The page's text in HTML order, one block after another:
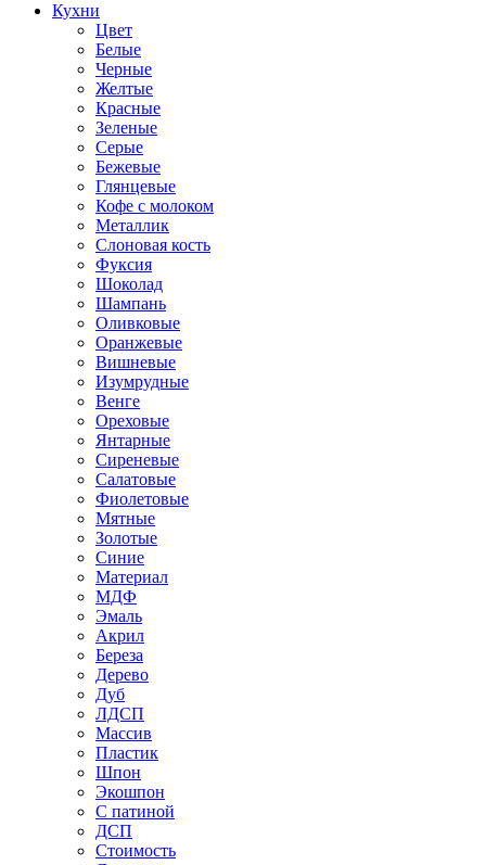
Кухни
Цвет
Белые
Черные
Желтые
Красные
Зеленые
Серые
Бежевые
Глянцевые
Кофе с молоком
Металлик
Слоновая кость
Фуксия
Шоколад
Шампань
Оливковые
Оранжевые
Вишневые
Изумрудные
Венге
Ореховые
Янтарные
Сиреневые
Салатовые
Фиолетовые
Мятные
Золотые
Синие
Материал
МДФ
Эмаль
Акрил
Береза
Дерево
Дуб
ЛДСП
Массив
Пластик
Шпон
Экошпон
С патиной
ДСП
Стоимость